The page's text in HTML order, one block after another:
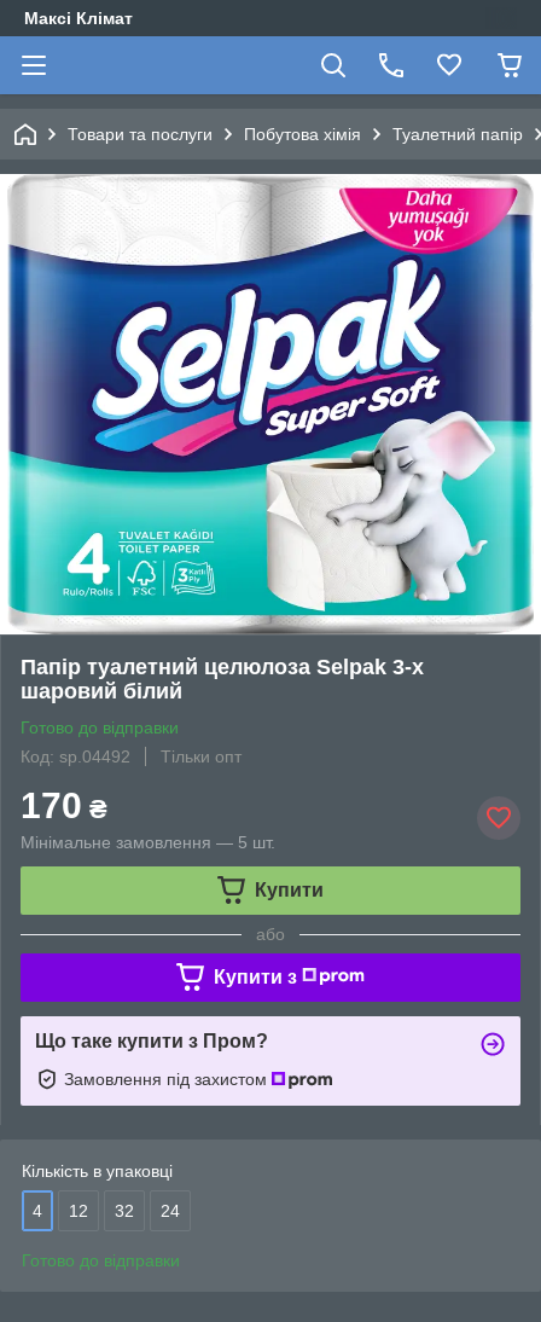
Максі Клімат
Товари та послуги Побутова хімія Туалетний папір
Папір туалетний целюлоза Selpak 3-х
шаровий білий
Готово до відправки
Код: sp.04492
Тільки опт
170 ₴
Мінімальне замовлення — 5 шт.
Купити
або
Купити з
Що таке купити з Пром?
Замовлення під захистом
Кількість в упаковці
4 12 32 24
Готово до відправки